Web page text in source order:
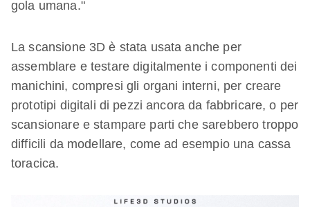
gola umana."
La scansione 3D è stata usata anche per
assemblare e testare digitalmente i componenti dei
manichini, compresi gli organi interni, per creare
prototipi digitali di pezzi ancora da fabbricare, o per
scansionare e stampare parti che sarebbero troppo
difficili da modellare, come ad esempio una cassa
toracica.